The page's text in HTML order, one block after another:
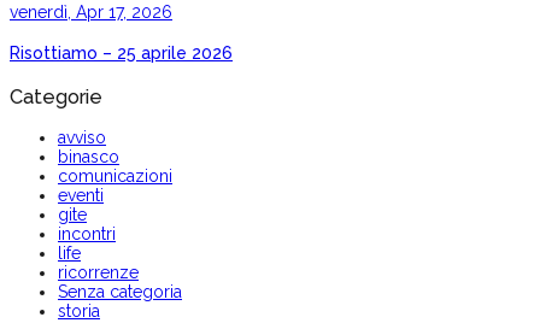
venerdì, Apr 17, 2026
Risottiamo – 25 aprile 2026
Categorie
avviso
binasco
comunicazioni
eventi
gite
incontri
life
ricorrenze
Senza categoria
storia